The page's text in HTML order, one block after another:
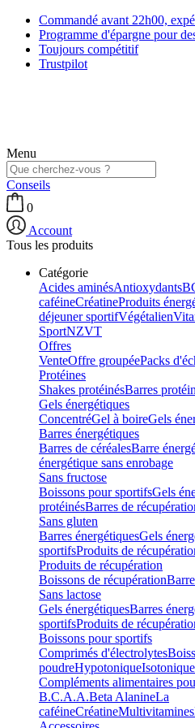
Commandé avant 22h00,
Programme d'épargne pour
Toujours compétitif
Trustpilot
Menu
Conseils
0
Account
Tous les produits
Catégorie
Acides aminésAntioxydants
caféineCréatineProduits
déjeuner sportifVégétalien
SportNZVT
Offres
VenteOffre groupéePacks
Protéines
Shakes protéinésBarres
Gels énergétiques
ConcentréGel à boireGels
Barres énergétiques
Barres de céréalesBarre
énergétique sans enrobage
Sans fructose
Boissons pour sportifsGels
protéinésBarres de
Sans gluten
Barres énergétiquesGels
sportifsProduits de
Produits de récupération
Boissons de récupération
Sans lactose
Gels énergétiquesBarres
sportifsProduits de
Boissons pour sportifs
Comprimés d'électrolytes
poudreHypotoniqueIsotonique
Compléments alimentaires
B.C.A.A.Beta AlanineLa
caféineCréatineMultivitamines